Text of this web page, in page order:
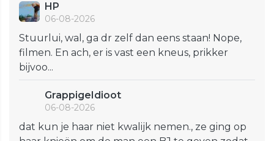
HP
06-08-2026
Stuurlui, wal, ga dr zelf dan eens staan! Nope,
filmen. En ach, er is vast een kneus, prikker
bijvoo...
GrappigeIdioot
06-08-2026
dat kun je haar niet kwalijk nemen., ze ging op